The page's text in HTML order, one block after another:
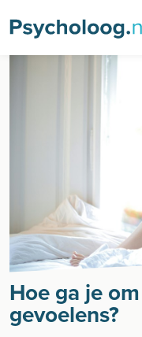
Hoe ga je
gevoelens?